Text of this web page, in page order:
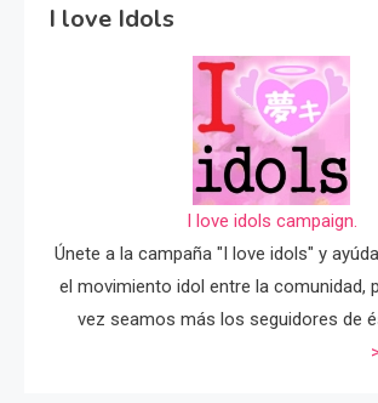
I love Idols
I love idols campaign.
Únete a la campaña "I love idols" y
el movimiento idol entre la comunidad,
vez seamos más los seguidores de